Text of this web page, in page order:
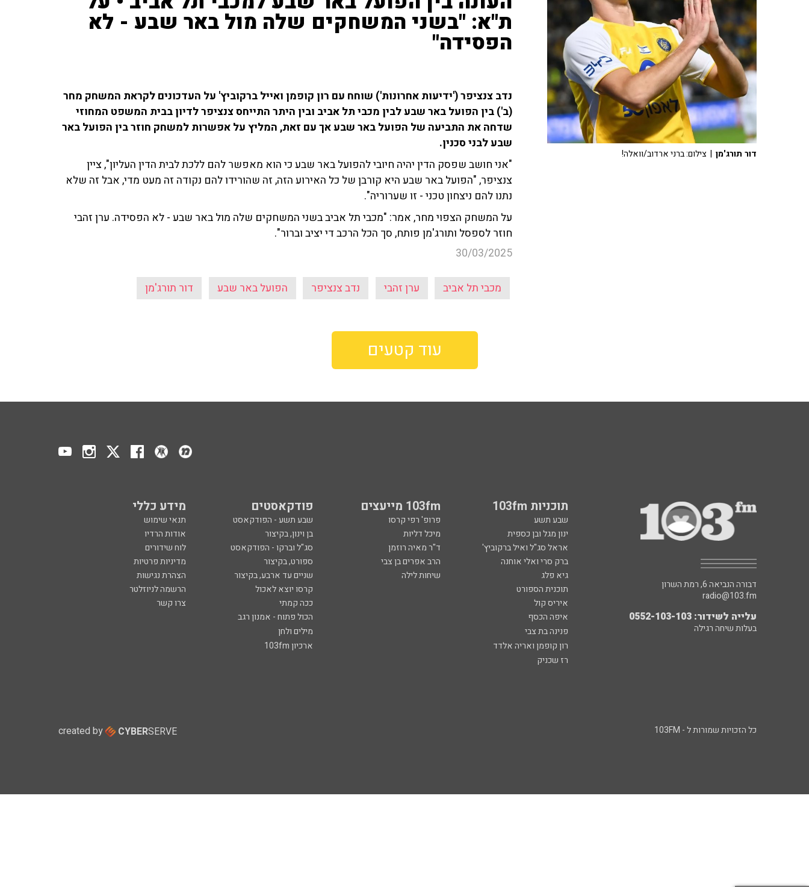
ת"א: "בשני המשחקים שלה מול באר שבע - לא
הפסידה"
נדב צנציפר ('ידיעות אחרונות') שוחח עם רון קופמן ואייל ברקוביץ' על העדכונים לקראת המשחק מחר
(ב') בין הפועל באר שבע לבין מכבי תל אביב ובין היתר התייחס צנציפר לדיון בבית המשפט המחוזי
שדחה את התביעה של הפועל באר שבע אך עם זאת, המליץ על אפשרות למשחק חוזר בין הפועל באר
שבע לבני סכנין.
"אני חושב שפסק הדין יהיה חיובי להפועל באר שבע כי הוא מאפשר להם ללכת לבית הדין העליון", ציין
צנציפר, "הפועל באר שבע היא קורבן של כל האירוע הזה, זה שהורידו להם נקודה זה מעט מדי, אבל זה שלא
נתנו להם ניצחון טכני - זו שערוריה".
על המשחק הצפוי מחר, אמר: "מכבי תל אביב בשני המשחקים שלה מול באר שבע - לא הפסידה. ערן זהבי
חוזר לספסל ותורג'מן פותח, סך הכל הרכב די יציב וברור".
30/03/2025
מכבי תל אביב ערן זהבי נדב צנציפר הפועל באר שבע דור תורג'מן
דור תורג'מן | צילום: ברני ארדוב/וואלה!
עוד קטעים
תוכניות 103fm 103fm מייעצים פודקאסטים מידע כללי
שבע תשע פרופ' רפי קרסו שבע תשע - הפודקאסט
תנאי שימוש
ינון מגל ובן כספית
מיכל דליות בן וינון, בקיצור
אודות הרדיו
אראל סג"ל ואיל ברקוביץ'
ד"ר מאיה רוזמן סג"ל וברקו - הפודקאסט
לוח שידורים
ברק סרי ואלי אוחנה
הרב אפרים בן צבי ספורט, בקיצור
מדיניות פרטיות
גיא פלג
שיחות לילה שניים עד ארבע, בקיצור
הצהרת נגישות
תוכנית הספורט
קרסו יוצא לאכול
הרשמה לניוזלטר
איריס קול
ככה קמתי
צרו קשר
איפה הכסף
הכול פתוח - אמנון רגב
פנינה בת צבי
מילים ולחן
רון קופמן ואריה אלדד
ארכיון 103fm
רז שכניק
דבורה הנביאה 6, רמת השרון
radio@103.fm
עלייה לשידור: 0552-103-103
בעלות שיחה רגילה
כל הזכויות שמורות ל - 103FM created by CYBERSERVE